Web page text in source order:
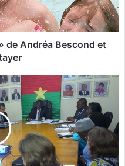
de Andréa Bescond et